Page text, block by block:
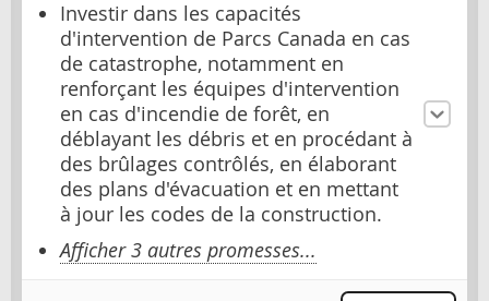
Investir dans les capacités
d'intervention de Parcs Canada en cas
de catastrophe, notamment en
renforçant les équipes d'intervention
en cas d'incendie de forêt, en
déblayant les débris et en procédant à
des brûlages contrôlés, en élaborant
des plans d'évacuation et en mettant
à jour les codes de la construction.
Afficher 3 autres promesses...